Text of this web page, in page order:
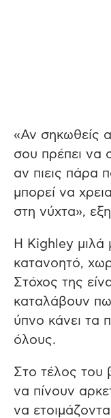
«Αν σηκωθείς
σου πρέπει να
αν πιεις πάρα
μπορεί να
στη νύχτα»,
Η Kighley μιλά
κατανοητό,
Στόχος της
καταλάβουν
ύπνο κάνει τα
όλους.
Στο τέλος του
να πίνουν
να